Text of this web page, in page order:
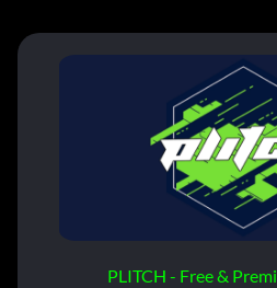
PLITCH - Free &